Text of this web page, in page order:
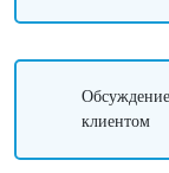
клиентом